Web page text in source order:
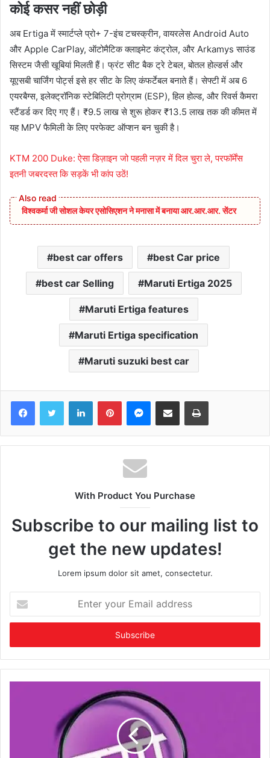
कोई कसर नहीं छोड़ी
अब Ertiga में स्मार्टप्ले प्रो+ 7-इंच टचस्क्रीन, वायरलेस Android Auto
और Apple CarPlay, ऑटोमैटिक क्लाइमेट कंट्रोल, और Arkamys साउंड
सिस्टम जैसी खूबियां मिलती हैं। फ्रंट सीट बैक ट्रे टेबल, बोतल होल्डर्स और
यूएसबी चार्जिंग पोर्ट्स इसे हर सीट के लिए कंफर्टेबल बनाते हैं। सेफ्टी में अब 6
एयरबैग्स, इलेक्ट्रॉनिक स्टेबिलिटी प्रोग्राम (ESP), हिल होल्ड, और रिवर्स कैमरा
स्टैंडर्ड कर दिए गए हैं। ₹9.5 लाख से शुरू होकर ₹13.5 लाख तक की कीमत में
यह MPV फैमिली के लिए परफेक्ट ऑप्शन बन चुकी है।
KTM 200 Duke: ऐसा डिज़ाइन जो पहली नज़र में दिल चुरा ले, परफॉर्मेंस
इतनी जबरदस्त कि सड़कें भी कांप उठें!
विश्वकर्मा जी सोशल केयर एसोसिएशन ने मनासा में बनाया आर.आर.आर. सेंटर
best car offers best Car price
best car Selling Maruti Ertiga 2025
Maruti Ertiga features
Maruti Ertiga specification
Maruti suzuki best car
FacebookTwitter LinkedInPinterestMessenger
Share via Email Print
With Product You Purchase
Subscribe to our mailing list to
get the new updates!
Lorem ipsum dolor sit amet, consectetur.
your
Email